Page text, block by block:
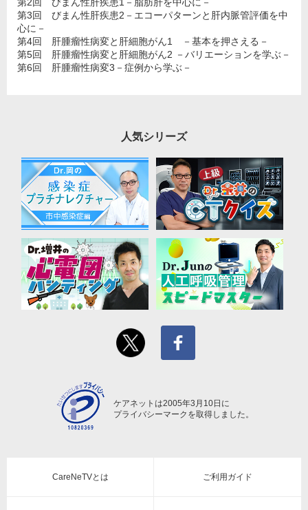
第3回 びまん性肝疾患2－エコーパターンと肝内脈管評価を中
心に－
第4回 肝腫瘤性病変と肝細胞がん1 －基本を押さえる－
第5回 肝腫瘤性病変と肝細胞がん2 －バリエーションを学ぶ－
第6回 肝腫瘤性病変3－症例から学ぶ－
人気シリーズ
ケアネットは2005年3月10日に
プライバシーマークを取得しました。
CareNeTVとは ご利用ガイド